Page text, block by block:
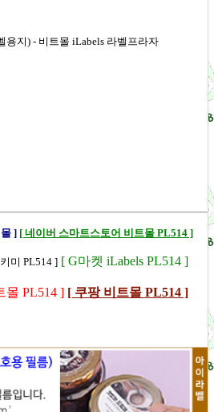
용지) - 비트몰 iLabels 라벨프라자
] [ 네이버 스마트스토어 비트몰 PL514 ]
미 PL514 ] [ G마켓 iLabels PL514 ]
몰 PL514 ] [ 쿠팡 비트몰 PL514 ]